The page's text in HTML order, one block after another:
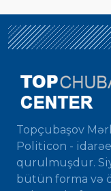
Topçubaşov
Politicon -
qurulmuşdur.
bütün forma və